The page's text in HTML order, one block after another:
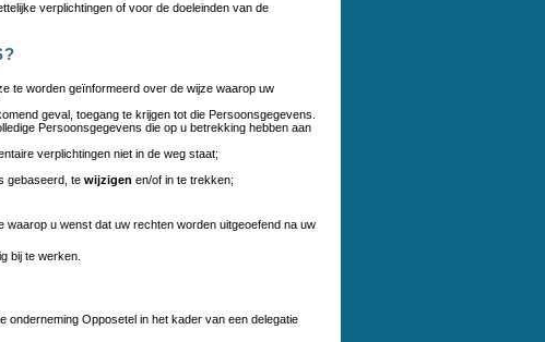
verplichtingen of voor de doeleinden van de
te worden geïnformeerd over de wijze waarop uw
geval, toegang te krijgen tot die Persoonsgegevens.
Persoonsgegevens die op u betrekking hebben aan
verplichtingen niet in de weg staat;
gebaseerd, te wijzigen en/of in te trekken;
u wenst dat uw rechten worden uitgeoefend na uw
bij te werken.
onderneming Opposetel in het kader van een delegatie